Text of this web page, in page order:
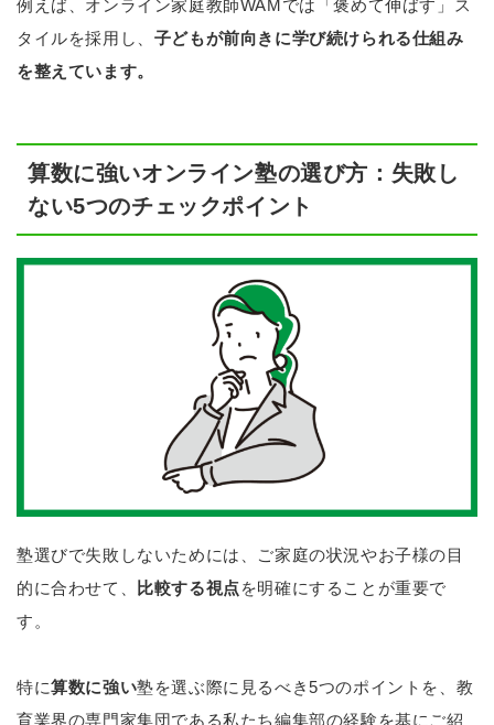
例えば、オンライン家庭教師WAMでは「褒めて伸ばす」ス
タイルを採用し、 子どもが前向きに学び続けられる仕組み
を整えています。
算数に強いオンライン塾の選び方：失敗し
ない5つのチェックポイント
塾選びで失敗しないためには、ご家庭の状況やお子様の目
的に合わせて、
比較する視点を明確にすることが重要で
す。
特に算数に強い塾を選ぶ際に見るべき5つのポイントを、教
育業界の専門家集団である私たち編集部の経験を基にご紹